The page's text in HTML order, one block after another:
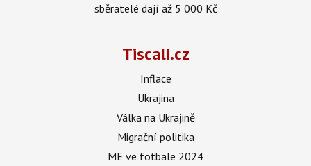
sběratelé dají až 5 000 Kč
Tiscali.cz
Inflace
Ukrajina
Válka na Ukrajině
Migrační politika
ME ve fotbale 2024